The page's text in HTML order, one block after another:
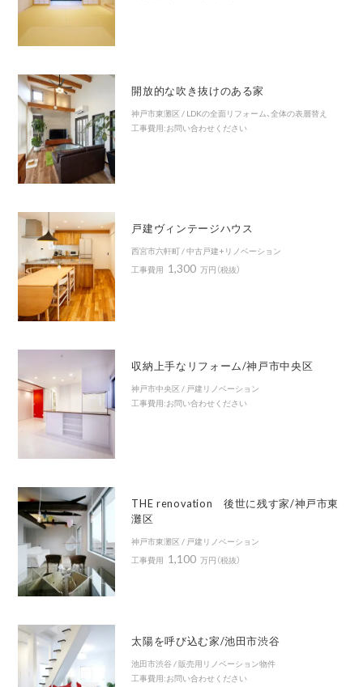
開放的な吹き抜けのある家
神戸市東灘区 / LDKの全面リフォーム、全体の表層替え
工事費用:お問い合わせください
戸建ヴィンテージハウス
西宮市六軒町 / 中古戸建+リノベーション
工事費用 1,300 万円（税抜）
収納上手なリフォーム/神戸市中央区
神戸市中央区 / 戸建リノベーション
工事費用:お問い合わせください
THE renovation 後世に残す家/神戸市東
灘区
神戸市東灘区 / 戸建リノベーション
工事費用 1,100 万円（税抜）
太陽を呼び込む家/池田市渋谷
池田市渋谷 / 販売用リノベーション物件
工事費用:お問い合わせください